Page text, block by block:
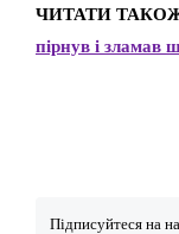
ЧИТАТИ
пірнув і зламав
Підписуйтеся на